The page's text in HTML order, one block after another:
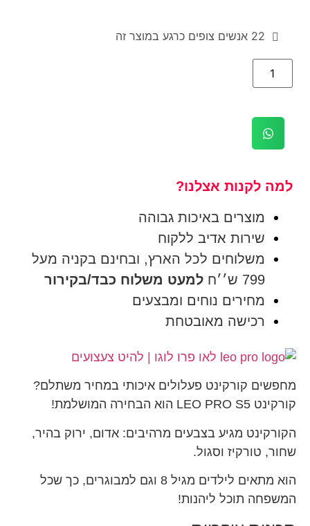
22 אנשים צופים כרגע במוצר זה
למה לקנות אצלנו?
מוצרים באיכות גבוהה
שירות אדיב ללקוח
משלוחים לכל הארץ, ובחינם בקניה מעל
799 ש׳׳ח
למעט משלוח כבד/בקירור
מחירים נוחים ומבצעים
רכישה מאובטחת
מחפשים קורקינט פעלולים איכותי במחיר משתלם?
קורקינט LEO PRO S5 הוא הבחירה המושלמת!
הקורקינט מגיע בצבעים מרהיבים: אדום, ירוק בהיר,
שחור, טורקיז וסגול.
הוא מתאים לילדים מגיל 8 וגם למבוגרים, כך שכל
המשפחה תוכל ליהנות!